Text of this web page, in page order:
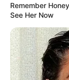
Remember
See Her Now